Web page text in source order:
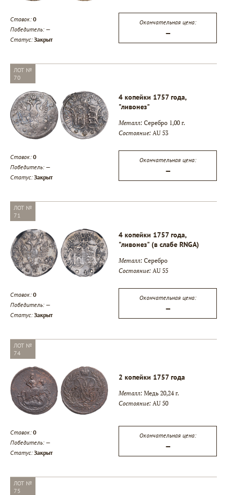
Ставок:0
Победитель: —
Статус:Закрыт
Окончательная цена:
—
ЛОТ №
70
4 копейки 1757 года,
"ливонез"
Металл: Серебро 1,00 г.
Состояние: AU 53
Ставок:0
Победитель: —
Статус:Закрыт
Окончательная цена:
—
ЛОТ №
71
4 копейки 1757 года,
"ливонез" (в слабе RNGA)
Металл: Серебро
Состояние: AU 55
Ставок:0
Победитель: —
Статус:Закрыт
Окончательная цена:
—
ЛОТ №
74
2 копейки 1757 года
Металл: Медь 20,24 г.
Состояние: AU 50
Ставок:0
Победитель: —
Статус:Закрыт
Окончательная цена:
—
ЛОТ №
75